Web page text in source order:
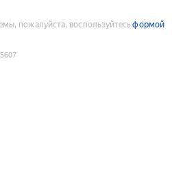
пожалуйста, воспользуйтесьформой